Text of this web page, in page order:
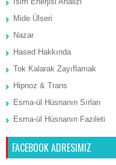
Mide Ülseri
Nazar
Hased Hakkında
Tok Kalarak Zayıflamak
Hipnoz & Trans
Esma-ül Hüsnanın Sırları
Esma-ül Hüsnanın Fazileti
FACEBOOK ADRESIMIZ